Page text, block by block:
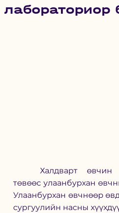
лабораториор
төвөөс улаанбурхан
Улаанбурхан өвчнөөр
сургуулийн насны